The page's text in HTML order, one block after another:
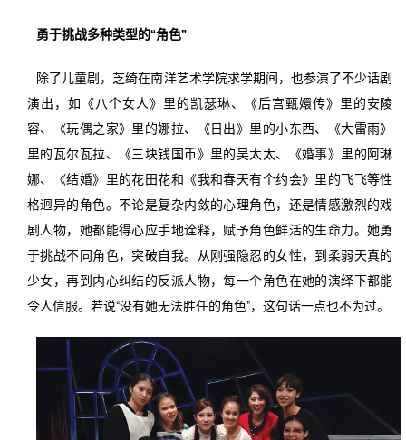
勇于挑战多种类型的“角色”
除了儿童剧，芝绮在南洋艺术学院求学期间，也参演了不少话剧
演出，如《八个女人》里的凯瑟琳、《后宫甄嬛传》里的安陵
容、《玩偶之家》里的娜拉、《日出》里的小东西、《大雷雨》
里的瓦尔瓦拉、《三块钱国币》里的吴太太、《婚事》里的阿琳
娜、《结婚》里的花田花和《我和春天有个约会》里的飞飞等性
格迥异的角色。不论是复杂内敛的心理角色，还是情感激烈的戏
剧人物，她都能得心应手地诠释，赋予角色鲜活的生命力。她勇
于挑战不同角色，突破自我。从刚强隐忍的女性，到柔弱天真的
少女，再到内心纠结的反派人物，每一个角色在她的演绎下都能
令人信服。若说“没有她无法胜任的角色”，这句话一点也不为过。